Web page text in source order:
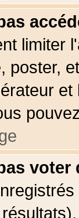
limiter
poster,
voter